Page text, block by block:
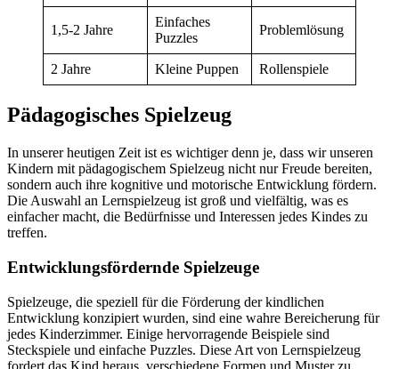
1,5-2 Jahre
Einfaches
Puzzles
Problemlösung
2 Jahre Kleine Puppen Rollenspiele
Pädagogisches Spielzeug
In unserer heutigen Zeit ist es wichtiger denn je, dass wir unseren
Kindern mit pädagogischem Spielzeug nicht nur Freude bereiten,
sondern auch ihre kognitive und motorische Entwicklung fördern.
Die Auswahl an Lernspielzeug ist groß und vielfältig, was es
einfacher macht, die Bedürfnisse und Interessen jedes Kindes zu
treffen.
Entwicklungsfördernde Spielzeuge
Spielzeuge, die speziell für die Förderung der kindlichen
Entwicklung konzipiert wurden, sind eine wahre Bereicherung für
jedes Kinderzimmer. Einige hervorragende Beispiele sind
Steckspiele und einfache Puzzles. Diese Art von Lernspielzeug
fordert das Kind heraus, verschiedene Formen und Muster zu